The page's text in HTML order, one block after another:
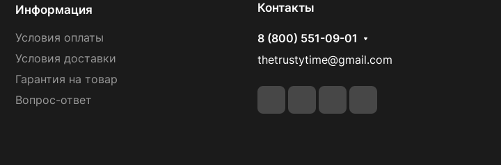
Информация
Условия оплаты
Условия доставки
Гарантия на товар
Вопрос-ответ
Контакты
8 (800) 551-09-01
thetrustytime@gmail.com